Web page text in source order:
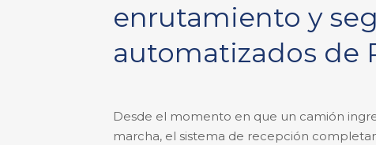
enrutamiento y
automatizados de
Desde el momento en que un camión
marcha, el sistema de recepción